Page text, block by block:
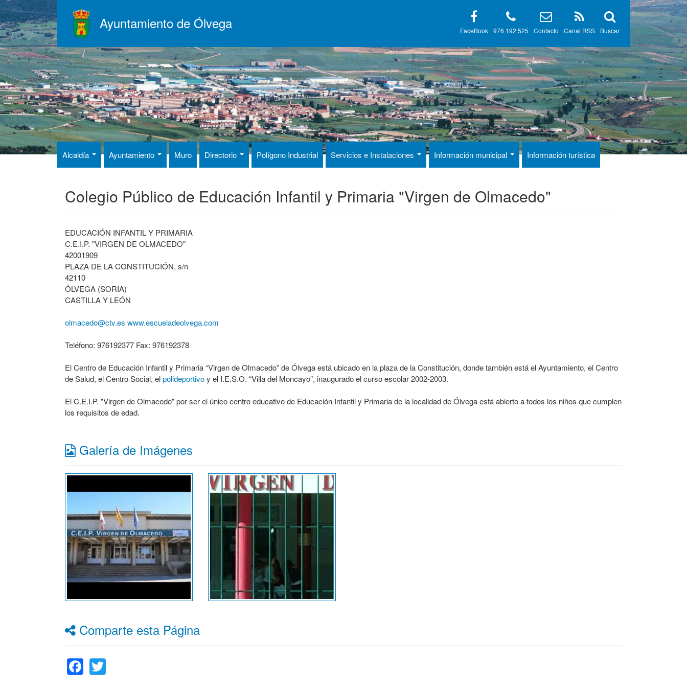
Pasar
al
contenido
principal
Ayuntamiento de Ólvega Buscar
Canal RSS
Contacto
976 192 525
FaceBook
Alcaldía Ayuntamiento Muro Directorio Polígono Industrial Servicios e Instalaciones Información municipal Información turística
Colegio Público de Educación Infantil y Primaria "Virgen de Olmacedo"
EDUCACIÓN INFANTIL Y PRIMARIA
C.E.I.P. "VIRGEN DE OLMACEDO"
42001909
PLAZA DE LA CONSTITUCIÓN, s/n
42110
ÓLVEGA (SORIA)
CASTILLA Y LEÓN
olmacedo@ctv.es www.escueladeolvega.com
Teléfono: 976192377 Fax: 976192378
El Centro de Educación Infantil y Primaria “Virgen de Olmacedo” de Ólvega está ubicado en la plaza de la Constitución, donde también está el Ayuntamiento, el Centro
de Salud, el Centro Social, elpolideportivoy el I.E.S.O. “Villa del Moncayo”, inaugurado el curso escolar 2002-2003.
El C.E.I.P. "Virgen de Olmacedo" por ser el único centro educativo de Educación Infantil y Primaria de la localidad de Ólvega está abierto a todos los niños que cumplen
los requisitos de edad.
Galería de Imágenes
Comparte esta Página
Facebook